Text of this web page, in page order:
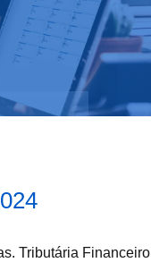
Tributária Financeiro